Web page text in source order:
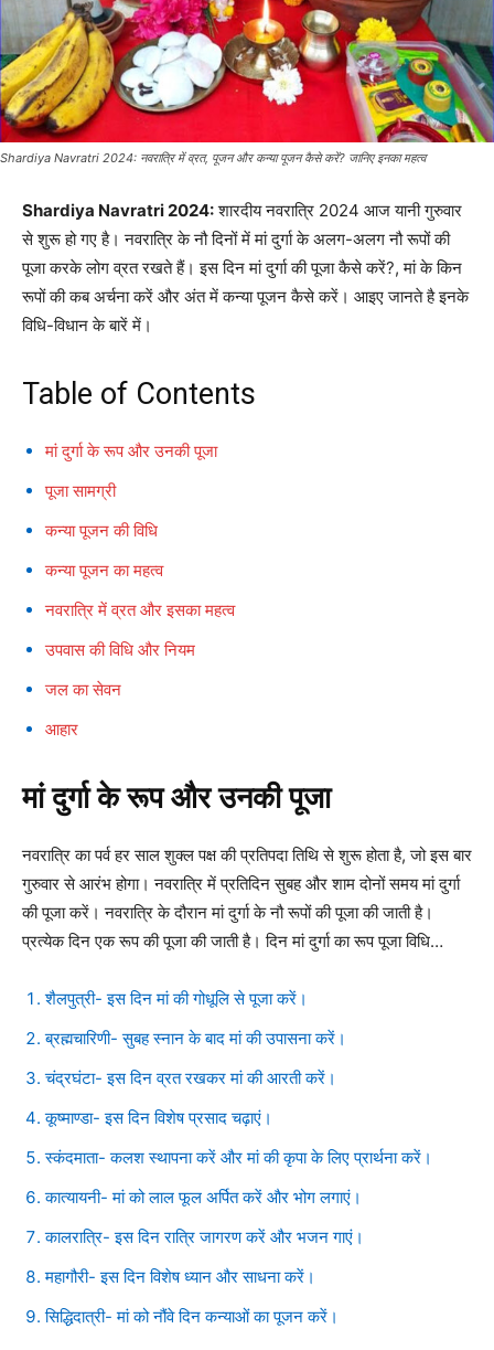
Shardiya Navratri 2024: नवरात्रि में व्रत, पूजन और कन्या पूजन कैसे करें? जानिए इनका महत्व
Shardiya Navratri 2024:शारदीय नवरात्रि 2024 आज यानी गुरुवार
से शुरू हो गए है। नवरात्रि के नौ दिनों में मां दुर्गा के अलग-अलग नौ रूपों की
पूजा करके लोग व्रत रखते हैं। इस दिन मां दुर्गा की पूजा कैसे करें?, मां के किन
रूपों की कब अर्चना करें और अंत में कन्या पूजन कैसे करें। आइए जानते है इनके
विधि-विधान के बारें में।
Table of Contents
मां दुर्गा के रूप और उनकी पूजा
पूजा सामग्री
कन्या पूजन की विधि
कन्या पूजन का महत्व
नवरात्रि में व्रत और इसका महत्व
उपवास की विधि और नियम
जल का सेवन
आहार
मां दुर्गा के रूप और उनकी पूजा
नवरात्रि का पर्व हर साल शुक्ल पक्ष की प्रतिपदा तिथि से शुरू होता है, जो इस बार
गुरुवार से आरंभ होगा। नवरात्रि में प्रतिदिन सुबह और शाम दोनों समय मां दुर्गा
की पूजा करें। नवरात्रि के दौरान मां दुर्गा के नौ रूपों की पूजा की जाती है।
प्रत्येक दिन एक रूप की पूजा की जाती है। दिन मां दुर्गा का रूप पूजा विधि…
शैलपुत्री- इस दिन मां की गोधूलि से पूजा करें।
ब्रह्मचारिणी- सुबह स्नान के बाद मां की उपासना करें।
चंद्रघंटा- इस दिन व्रत रखकर मां की आरती करें।
कूष्माण्डा- इस दिन विशेष प्रसाद चढ़ाएं।
स्कंदमाता- कलश स्थापना करें और मां की कृपा के लिए प्रार्थना करें।
कात्यायनी- मां को लाल फूल अर्पित करें और भोग लगाएं।
कालरात्रि- इस दिन रात्रि जागरण करें और भजन गाएं।
महागौरी- इस दिन विशेष ध्यान और साधना करें।
सिद्धिदात्री- मां को नौंवे दिन कन्याओं का पूजन करें।